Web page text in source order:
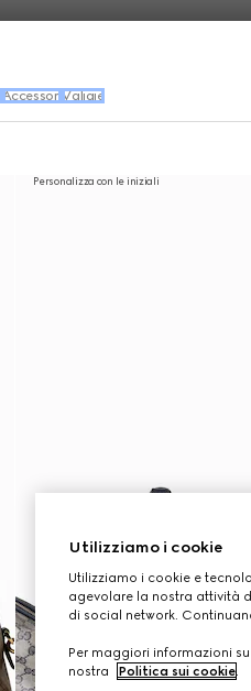
Accessori Valigie
Personalizza con le iniziali
Utilizziamo i cookie
Utilizziamo i cookie e
agevolare la nostra attività
di social network.
Per maggiori informazioni
nostra
Politica sui cookie.